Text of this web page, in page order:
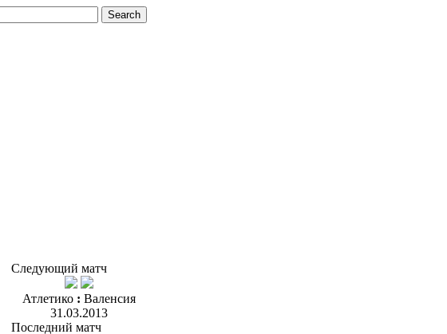
Следующий матч
Атлетико : Валенсия
31.03.2013
Последний матч